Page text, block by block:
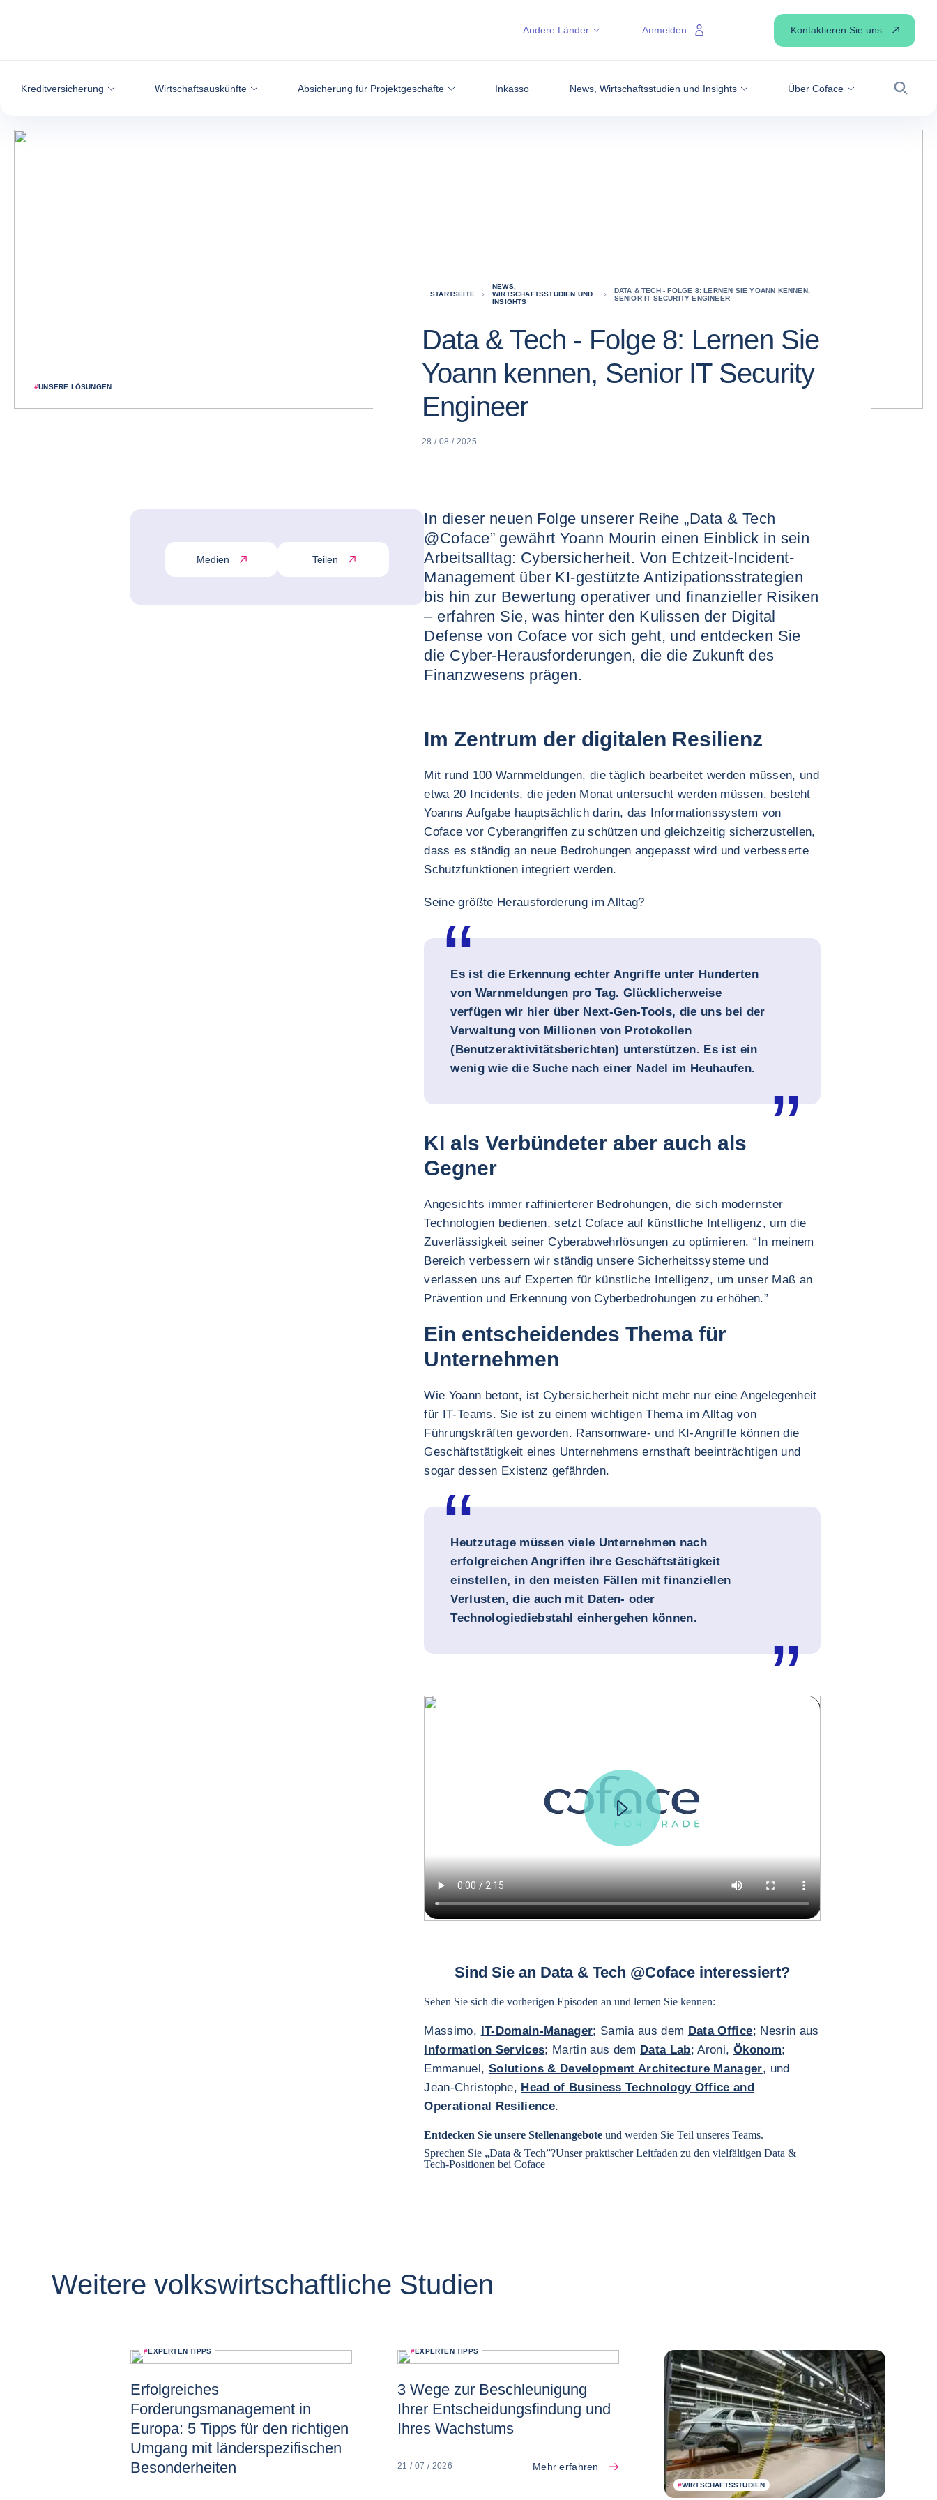
Kreditversicherung Wirtschaftsauskünfte Absicherung für Projektgeschäfte Inkasso News, Wirtschaftsstudien und Insights Über Coface
Suche
Andere Länder Anmelden Kontaktieren Sie uns
#UNSERE LÖSUNGEN
STARTSEITE
NEWS,
WIRTSCHAFTSSTUDIEN UND
INSIGHTS
DATA & TECH - FOLGE 8: LERNEN SIE YOANN KENNEN,
SENIOR IT SECURITY ENGINEER
Data & Tech - Folge 8: Lernen Sie
Yoann kennen, Senior IT Security
Engineer
28 / 08 / 2025
Medien Teilen
In dieser neuen Folge unserer Reihe „Data & Tech
@Coface” gewährt Yoann Mourin einen Einblick in sein
Arbeitsalltag: Cybersicherheit. Von Echtzeit-Incident-
Management über KI-gestützte Antizipationsstrategien
bis hin zur Bewertung operativer und finanzieller Risiken
– erfahren Sie, was hinter den Kulissen der Digital
Defense von Coface vor sich geht, und entdecken Sie
die Cyber-Herausforderungen, die die Zukunft des
Finanzwesens prägen.
Im Zentrum der digitalen Resilienz
Mit rund 100 Warnmeldungen, die täglich bearbeitet werden müssen, und
etwa 20 Incidents, die jeden Monat untersucht werden müssen, besteht
Yoanns Aufgabe hauptsächlich darin, das Informationssystem von
Coface vor Cyberangriffen zu schützen und gleichzeitig sicherzustellen,
dass es ständig an neue Bedrohungen angepasst wird und verbesserte
Schutzfunktionen integriert werden.
Seine größte Herausforderung im Alltag?
Es ist die Erkennung echter Angriffe unter Hunderten
von Warnmeldungen pro Tag. Glücklicherweise
verfügen wir hier über Next-Gen-Tools, die uns bei der
Verwaltung von Millionen von Protokollen
(Benutzeraktivitätsberichten) unterstützen. Es ist ein
wenig wie die Suche nach einer Nadel im Heuhaufen.
KI als Verbündeter aber auch als
Gegner
Angesichts immer raffinierterer Bedrohungen, die sich modernster
Technologien bedienen, setzt Coface auf künstliche Intelligenz, um die
Zuverlässigkeit seiner Cyberabwehrlösungen zu optimieren. “In meinem
Bereich verbessern wir ständig unsere Sicherheitssysteme und
verlassen uns auf Experten für künstliche Intelligenz, um unser Maß an
Prävention und Erkennung von Cyberbedrohungen zu erhöhen.”
Ein entscheidendes Thema für
Unternehmen
Wie Yoann betont, ist Cybersicherheit nicht mehr nur eine Angelegenheit
für IT-Teams. Sie ist zu einem wichtigen Thema im Alltag von
Führungskräften geworden. Ransomware- und KI-Angriffe können die
Geschäftstätigkeit eines Unternehmens ernsthaft beeinträchtigen und
sogar dessen Existenz gefährden.
Heutzutage müssen viele Unternehmen nach
erfolgreichen Angriffen ihre Geschäftstätigkeit
einstellen, in den meisten Fällen mit finanziellen
Verlusten, die auch mit Daten- oder
Technologiediebstahl einhergehen können.
Sind Sie an Data & Tech @Coface interessiert?
Sehen Sie sich die vorherigen Episoden an und lernen Sie kennen:
Massimo, IT-Domain-Manager; Samia aus dem Data Office; Nesrin aus
Information Services; Martin aus dem Data Lab; Aroni, Ökonom;
Emmanuel, Solutions & Development Architecture Manager, und
Jean-Christophe, Head of Business Technology Office and
Operational Resilience.
Entdecken Sieunsere Stellenangebote und werden Sie Teil unseres Teams.
Sprechen Sie „Data & Tech”?Unser praktischer Leitfaden zu den vielfältigen Data &
Tech-Positionen bei Coface
Weitere volkswirtschaftliche Studien
#EXPERTEN TIPPS
Erfolgreiches
Forderungsmanagement in
Europa: 5 Tipps für den richtigen
Umgang mit länderspezifischen
Besonderheiten
#EXPERTEN TIPPS
3 Wege zur Beschleunigung
Ihrer Entscheidungsfindung und
Ihres Wachstums
21 / 07 / 2026 Mehr erfahren
#WIRTSCHAFTSSTUDIEN